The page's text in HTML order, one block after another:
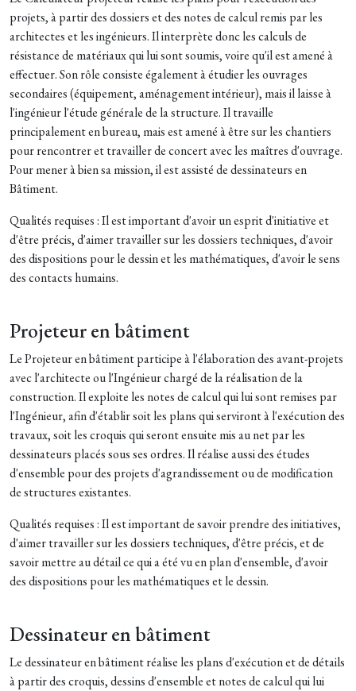
projets, à partir des dossiers et des notes de calcul remis par les
architectes et les ingénieurs. Il interprète donc les calculs de
résistance de matériaux qui lui sont soumis, voire qu'il est amené à
effectuer. Son rôle consiste également à étudier les ouvrages
secondaires (équipement, aménagement intérieur), mais il laisse à
l'ingénieur l'étude générale de la structure. Il travaille
principalement en bureau, mais est amené à être sur les chantiers
pour rencontrer et travailler de concert avec les maîtres d'ouvrage.
Pour mener à bien sa mission, il est assisté de dessinateurs en
Bâtiment.
Qualités requises : Il est important d'avoir un esprit d'initiative et
d'être précis, d'aimer travailler sur les dossiers techniques, d'avoir
des dispositions pour le dessin et les mathématiques, d'avoir le sens
des contacts humains.
Projeteur en bâtiment
Le Projeteur en bâtiment participe à l'élaboration des avant-projets
avec l'architecte ou l'Ingénieur chargé de la réalisation de la
construction. Il exploite les notes de calcul qui lui sont remises par
l'Ingénieur, afin d'établir soit les plans qui serviront à l'exécution des
travaux, soit les croquis qui seront ensuite mis au net par les
dessinateurs placés sous ses ordres. Il réalise aussi des études
d'ensemble pour des projets d'agrandissement ou de modification
de structures existantes.
Qualités requises : Il est important de savoir prendre des initiatives,
d'aimer travailler sur les dossiers techniques, d'être précis, et de
savoir mettre au détail ce qui a été vu en plan d'ensemble, d'avoir
des dispositions pour les mathématiques et le dessin.
Dessinateur en bâtiment
Le dessinateur en bâtiment réalise les plans d'exécution et de détails
à partir des croquis, dessins d'ensemble et notes de calcul qui lui